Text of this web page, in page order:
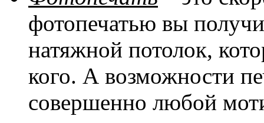
фотопечатью вы
натяжной потолок,
кого. А возможности
совершенно любой